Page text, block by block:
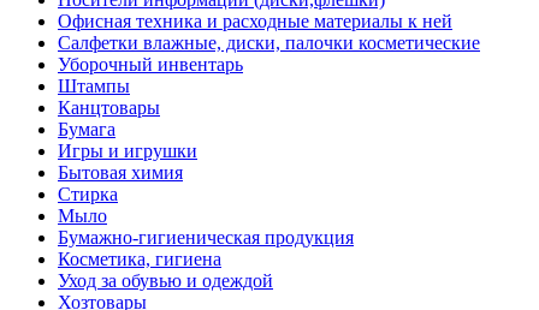
Офисная техника и расходные материалы к ней
Салфетки влажные, диски, палочки косметические
Уборочный инвентарь
Штампы
Канцтовары
Бумага
Игры и игрушки
Бытовая химия
Стирка
Мыло
Бумажно-гигиеническая продукция
Косметика, гигиена
Уход за обувью и одеждой
Хозтовары